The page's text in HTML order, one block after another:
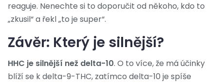
reaguje. Nenechte si to doporučit od někoho, kdo to
„zkusil“ a řekl „to je super“.
Závěr: Který je silnější?
HHC je silnější než delta-10. O to více, že má účinky
blíží se k delta-9-THC, zatímco delta-10 je spíše